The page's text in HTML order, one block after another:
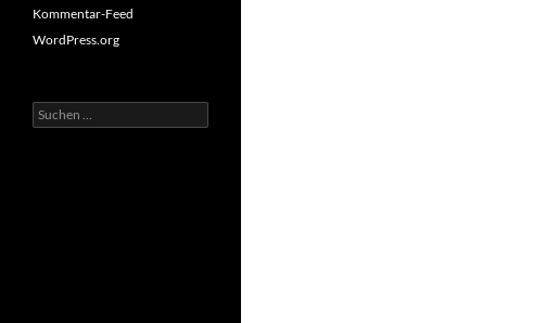
Kommentar-Feed
WordPress.org
Suchen
nach: